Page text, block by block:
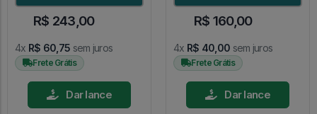
R$ 243,00
4x R$ 60,75 sem juros
Frete Grátis
Dar lance
R$ 160,00
4x R$ 40,00 sem juros
Frete Grátis
Dar lance